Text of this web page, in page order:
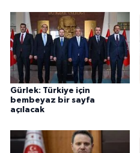
Gürlek: Türkiye için
bembeyaz bir sayfa
açılacak